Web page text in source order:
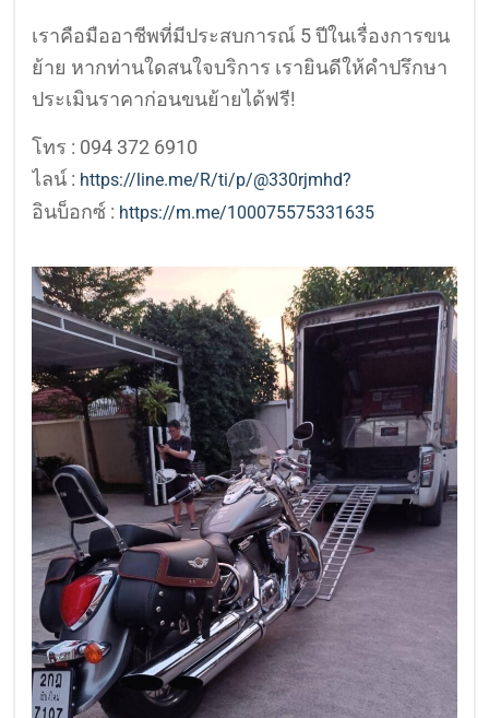
เราคือมืออาชีพที่มีประสบการณ์ 5 ปีในเรื่องการขน
ย้าย หากท่านใดสนใจบริการ เรายินดีให้คำปรึกษา
ประเมินราคาก่อนขนย้ายได้ฟรี!
โทร : 094 372 6910
ไลน์ : https://line.me/R/ti/p/@330rjmhd?
อินบ็อกซ์ : https://m.me/100075575331635